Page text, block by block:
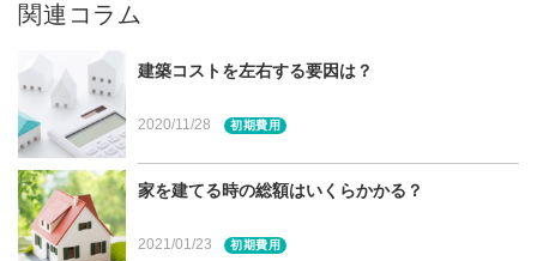
目安としての坪単価
坪単価の基準は？
関連コラム
建築コストを左右する要因は？
2020/11/28 初期費用
家を建てる時の総額はいくらかかる？
2021/01/23 初期費用